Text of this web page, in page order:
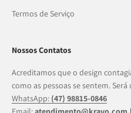
Termos de Serviço
Nossos Contatos
Acreditamos que o design
como as pessoas se sentem.
WhatsApp: (47) 98815-0846